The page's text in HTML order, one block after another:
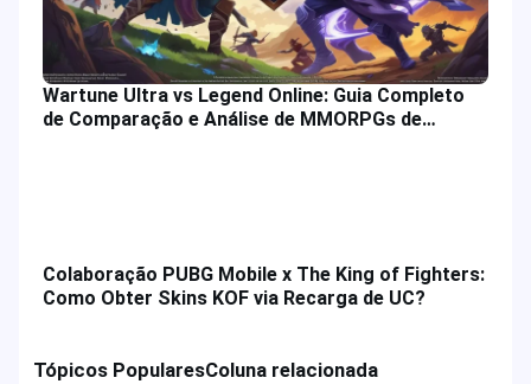
Wartune Ultra vs Legend Online: Guia Completo
de Comparação e Análise de MMORPGs de